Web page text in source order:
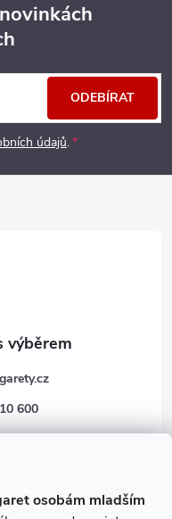
osobám mladším
údajů.
ODEBÍRAT
600